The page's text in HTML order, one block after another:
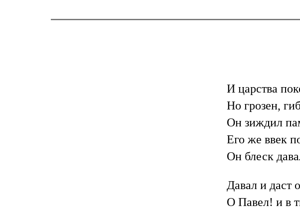
И царства
Но грозен,
Он зиждил
Его же ввек
Он блеск
Давал и даст
О Павел! и в